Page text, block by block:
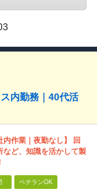
内勤務｜40代活
内作業｜夜勤なし】 回
など、知識を活かして製
ベテランOK